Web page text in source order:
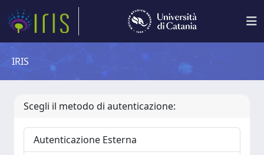
IRIS
Scegli il metodo di autenticazione:
Autenticazione Esterna